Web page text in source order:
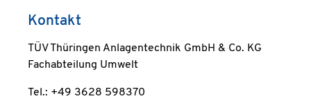
Kontakt
TÜV Thüringen Anlagentechnik GmbH & Co. KG
Fachabteilung Umwelt
Tel.: +49 3628 598370